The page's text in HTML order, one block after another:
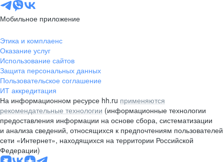
Мобильное приложение
Этика и комплаенс
Оказание услуг
Использование сайтов
Защита персональных данных
Пользовательское соглашение
ИТ аккредитация
На информационном ресурсе hh.ru применяются
рекомендательные технологии (информационные технологии
предоставления информации на основе сбора, систематизации
и анализа сведений, относящихся к предпочтениям пользователей
сети «Интернет», находящихся на территории Российской
Федерации)